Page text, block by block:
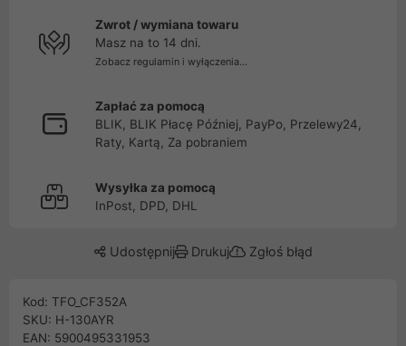
Zwrot / wymiana towaru
Masz na to 14 dni.
Zobacz regulamin i wyłączenia...
Zapłać za pomocą
BLIK, BLIK Płacę Później, PayPo, Przelewy24,
Raty, Kartą, Za pobraniem
Wysyłka za pomocą
InPost, DPD, DHL
Udostępnij Drukuj Zgłoś błąd
Kod: TFO_CF352A
SKU: H-130AYR
EAN: 5900495331953